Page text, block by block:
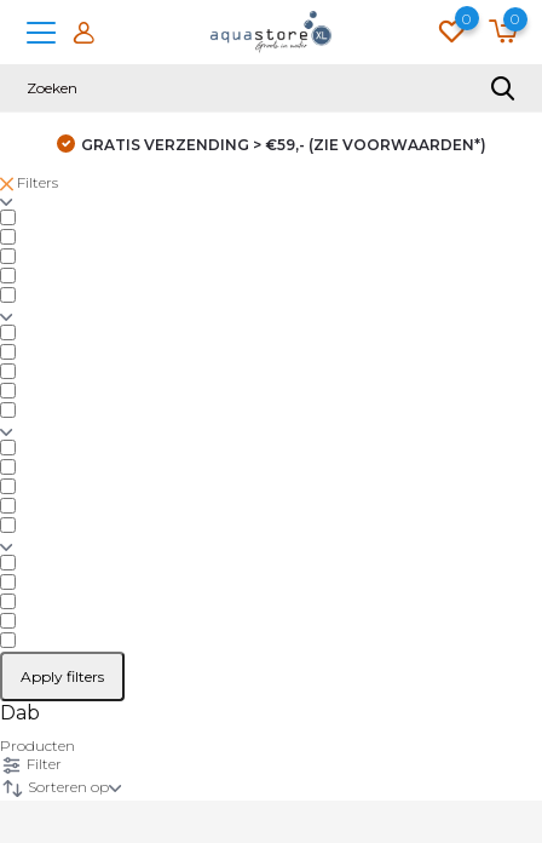
0 0
GRATIS VERZENDING > €59,- (ZIE VOORWAARDEN*)
Filters
Apply filters
Dab
Producten
Filter
Sorteren op